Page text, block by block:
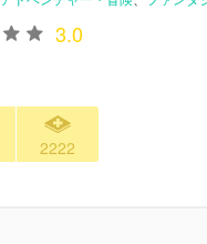
3.0
2222